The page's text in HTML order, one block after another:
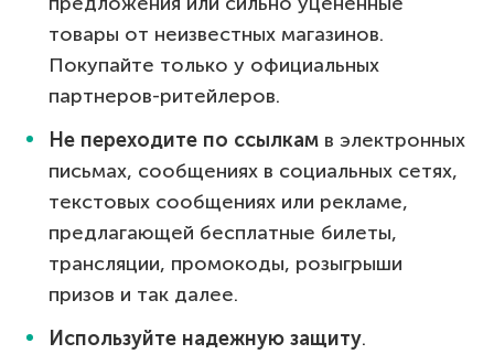
товары от неизвестных магазинов.
Покупайте только у официальных
партнеров-ритейлеров.
Не переходите по ссылкам в электронных
письмах, сообщениях в социальных сетях,
текстовых сообщениях или рекламе,
предлагающей бесплатные билеты,
трансляции, промокоды, розыгрыши
призов и так далее.
Используйте надежную защиту.